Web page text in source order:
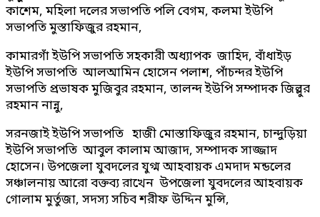
কাশেম, মহিলা দলের সভাপতি পলি বেগম, কলমা ইউপি
সভাপতি মুস্তাফিজুর রহমান,
কামারগাঁ ইউপি সভাপতি সহকারী অধ্যাপক জাহিদ, বাঁধাইড়
ইউপি সভাপতি আলআমিন হোসেন পলাশ, পাঁচন্দর ইউপি
সভাপতি প্রভাষক মুজিবুর রহমান, তালন্দ ইউপি সম্পাদক জিল্লুর
রহমান নান্নু,
সরনজাই ইউপি সভাপতি হাজী মোস্তাফিজুর রহমান, চান্দুড়িয়া
ইউপি সভাপতি আবুল কালাম আজাদ, সম্পাদক সাজ্জাদ
হোসেন। উপজেলা যুবদলের যুগ্ম আহবায়ক এমদাদ মন্ডলের
সঞ্চালনায় আরো বক্তব্য রাখেন উপজেলা যুবদলের আহবায়ক
গোলাম মুর্তুজা, সদস্য সচিব শরীফ উদ্দিন মুন্সি,